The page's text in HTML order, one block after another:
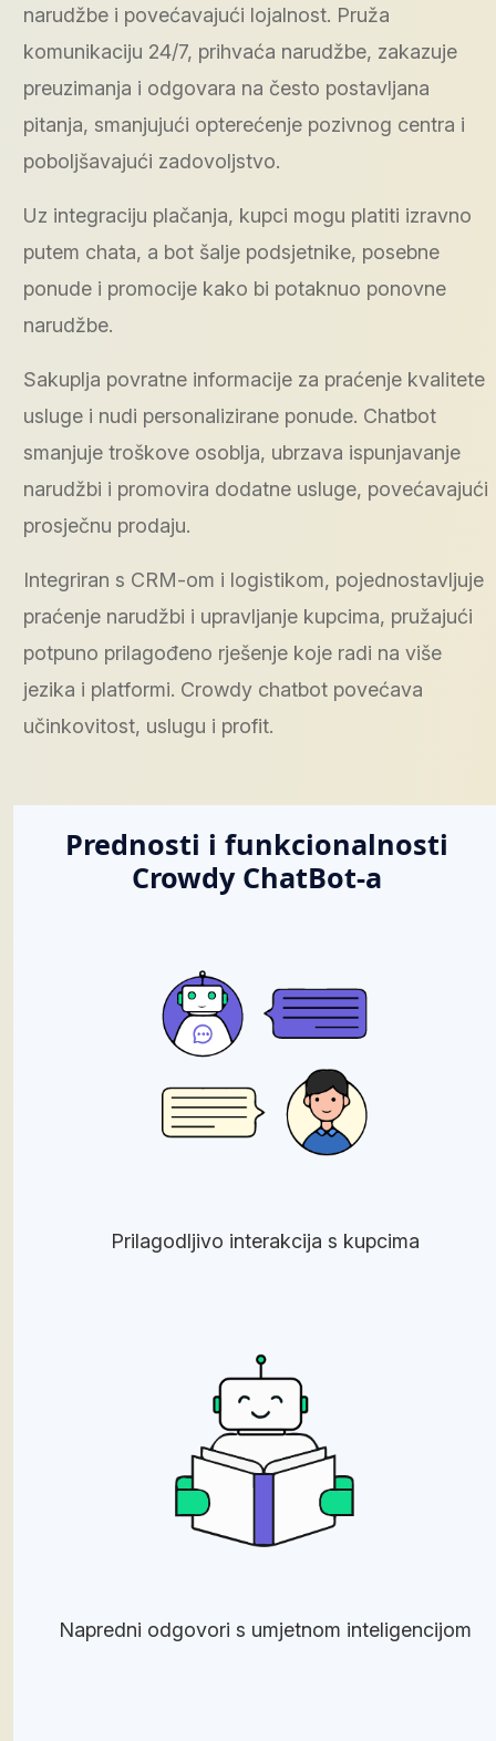
narudžbe i povećavajući lojalnost. Pruža
komunikaciju 24/7, prihvaća narudžbe, zakazuje
preuzimanja i odgovara na često postavljana
pitanja, smanjujući opterećenje pozivnog centra i
poboljšavajući zadovoljstvo.
Uz integraciju plačanja, kupci mogu platiti izravno
putem chata, a bot šalje podsjetnike, posebne
ponude i promocije kako bi potaknuo ponovne
narudžbe.
Sakuplja povratne informacije za praćenje kvalitete
usluge i nudi personalizirane ponude. Chatbot
smanjuje troškove osoblja, ubrzava ispunjavanje
narudžbi i promovira dodatne usluge, povećavajući
prosječnu prodaju.
Integriran s CRM-om i logistikom, pojednostavljuje
praćenje narudžbi i upravljanje kupcima, pružajući
potpuno prilagođeno rješenje koje radi na više
jezika i platformi. Crowdy chatbot povećava
učinkovitost, uslugu i profit.
Prednosti i funkcionalnosti
Crowdy ChatBot-a
Prilagodljivo interakcija s kupcima
Napredni odgovori s umjetnom inteligencijom